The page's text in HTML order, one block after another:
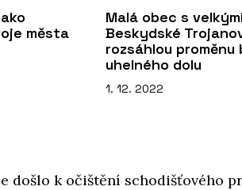
města
Malá obec s
Beskydské
rozsáhlou proměnu
uhelného dolu
1. 12. 2022
došlo k očištění schodišťového